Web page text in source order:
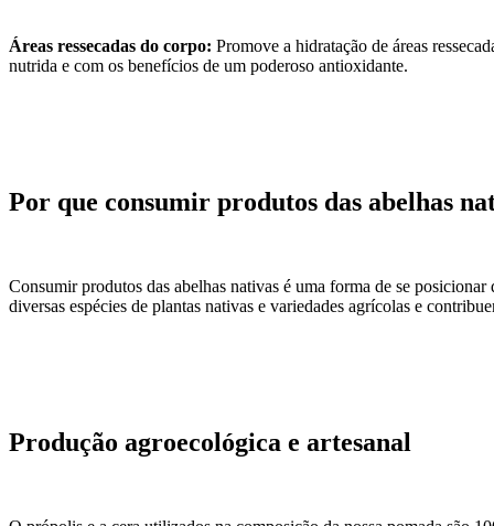
Áreas ressecadas do corpo: Promove a hidratação de áreas
nutrida e com os benefícios de um poderoso antioxidante.
Por que consumir produtos das abelhas
Consumir produtos das abelhas nativas é uma forma de se
diversas espécies de plantas nativas e variedades agrícolas e
Produção agroecológica e artesanal